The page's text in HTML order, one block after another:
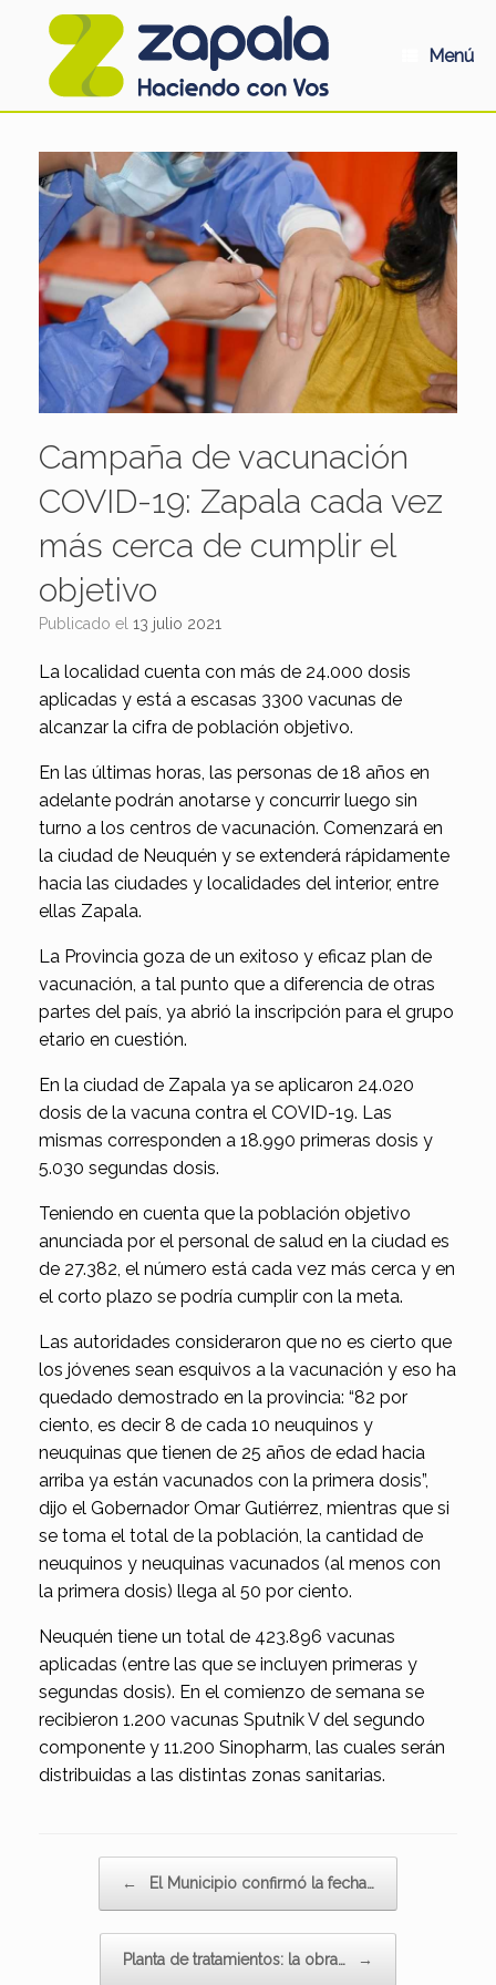
Menú
Campaña de vacunación
COVID-19: Zapala cada vez
más cerca de cumplir el
objetivo
Publicado el 13 julio 2021
La localidad cuenta con más de 24.000 dosis
aplicadas y está a escasas 3300 vacunas de
alcanzar la cifra de población objetivo.
En las últimas horas, las personas de 18 años en
adelante podrán anotarse y concurrir luego sin
turno a los centros de vacunación. Comenzará en
la ciudad de Neuquén y se extenderá rápidamente
hacia las ciudades y localidades del interior, entre
ellas Zapala.
La Provincia goza de un exitoso y eficaz plan de
vacunación, a tal punto que a diferencia de otras
partes del país, ya abrió la inscripción para el grupo
etario en cuestión.
En la ciudad de Zapala ya se aplicaron 24.020
dosis de la vacuna contra el COVID-19. Las
mismas corresponden a 18.990 primeras dosis y
5.030 segundas dosis.
Teniendo en cuenta que la población objetivo
anunciada por el personal de salud en la ciudad es
de 27.382, el número está cada vez más cerca y en
el corto plazo se podría cumplir con la meta.
Las autoridades consideraron que no es cierto que
los jóvenes sean esquivos a la vacunación y eso ha
quedado demostrado en la provincia: “82 por
ciento, es decir 8 de cada 10 neuquinos y
neuquinas que tienen de 25 años de edad hacia
arriba ya están vacunados con la primera dosis”,
dijo el Gobernador Omar Gutiérrez, mientras que si
se toma el total de la población, la cantidad de
neuquinos y neuquinas vacunados (al menos con
la primera dosis) llega al 50 por ciento.
Neuquén tiene un total de 423.896 vacunas
aplicadas (entre las que se incluyen primeras y
segundas dosis). En el comienzo de semana se
recibieron 1.200 vacunas Sputnik V del segundo
componente y 11.200 Sinopharm, las cuales serán
distribuidas a las distintas zonas sanitarias.
← El Municipio confirmó la fecha…
Planta de tratamientos: la obra… →